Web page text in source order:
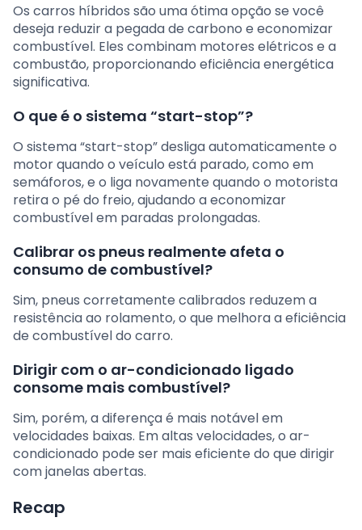
Os carros híbridos são uma ótima opção se você
deseja reduzir a pegada de carbono e economizar
combustível. Eles combinam motores elétricos e a
combustão, proporcionando eficiência energética
significativa.
O que é o sistema “start-stop”?
O sistema “start-stop” desliga automaticamente o
motor quando o veículo está parado, como em
semáforos, e o liga novamente quando o motorista
retira o pé do freio, ajudando a economizar
combustível em paradas prolongadas.
Calibrar os pneus realmente afeta o
consumo de combustível?
Sim, pneus corretamente calibrados reduzem a
resistência ao rolamento, o que melhora a eficiência
de combustível do carro.
Dirigir com o ar-condicionado ligado
consome mais combustível?
Sim, porém, a diferença é mais notável em
velocidades baixas. Em altas velocidades, o ar-
condicionado pode ser mais eficiente do que dirigir
com janelas abertas.
Recap